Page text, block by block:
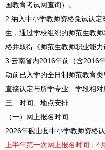
国教育考试网查询）。
2.纳入中小学教师资格免试认
生，通过学校组织的师范生教
格并取得《师范生教师职业能力
3.云南省内2016年前（含2016
动前已入学的全日制师范教育
直接认定与所学专业、学段相对
三、时间、地点安排
（一）网上报名时间
2026年砚山县中小学教师资格
上半年第一次网上报名时间：4